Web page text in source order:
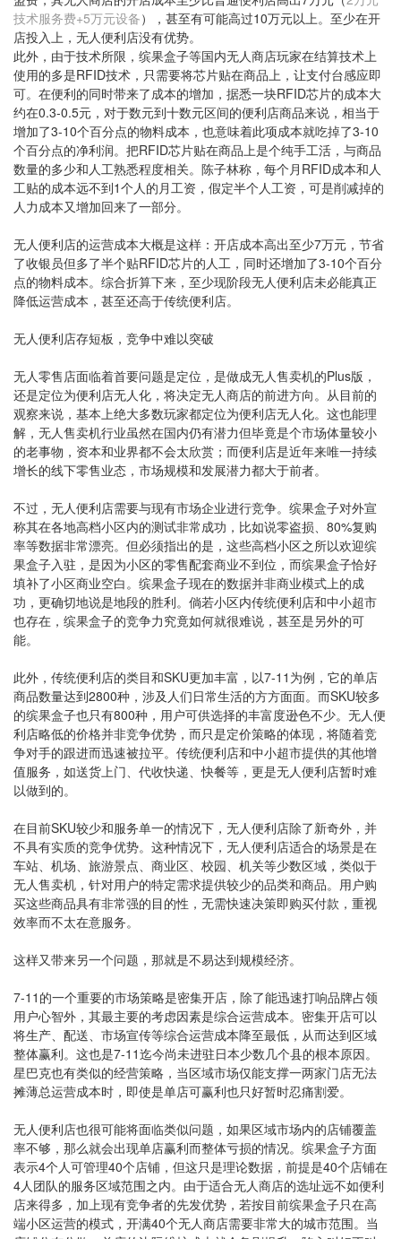
技术服务费+5万元设备），甚至有可能高过10万元以上。至少在开
店投入上，无人便利店没有优势。
此外，由于技术所限，缤果盒子等国内无人商店玩家在结算技术上
使用的多是RFID技术，只需要将芯片贴在商品上，让支付台感应即
可。在便利的同时带来了成本的增加，据悉一块RFID芯片的成本大
约在0.3-0.5元，对于数元到十数元区间的便利店商品来说，相当于
增加了3-10个百分点的物料成本，也意味着此项成本就吃掉了3-10
个百分点的净利润。把RFID芯片贴在商品上是个纯手工活，与商品
数量的多少和人工熟悉程度相关。陈子林称，每个月RFID成本和人
工贴的成本远不到1个人的月工资，假定半个人工资，可是削减掉的
人力成本又增加回来了一部分。
无人便利店的运营成本大概是这样：开店成本高出至少7万元，节省
了收银员但多了半个贴RFID芯片的人工，同时还增加了3-10个百分
点的物料成本。综合折算下来，至少现阶段无人便利店未必能真正
降低运营成本，甚至还高于传统便利店。
无人便利店存短板，竞争中难以突破
无人零售店面临着首要问题是定位，是做成无人售卖机的Plus版，
还是定位为便利店无人化，将决定无人商店的前进方向。从目前的
观察来说，基本上绝大多数玩家都定位为便利店无人化。这也能理
解，无人售卖机行业虽然在国内仍有潜力但毕竟是个市场体量较小
的老事物，资本和业界都不会太欣赏；而便利店是近年来唯一持续
增长的线下零售业态，市场规模和发展潜力都大于前者。
不过，无人便利店需要与现有市场企业进行竞争。缤果盒子对外宣
称其在各地高档小区内的测试非常成功，比如说零盗损、80%复购
率等数据非常漂亮。但必须指出的是，这些高档小区之所以欢迎缤
果盒子入驻，是因为小区的零售配套商业不到位，而缤果盒子恰好
填补了小区商业空白。缤果盒子现在的数据并非商业模式上的成
功，更确切地说是地段的胜利。倘若小区内传统便利店和中小超市
也存在，缤果盒子的竞争力究竟如何就很难说，甚至是另外的可
能。
此外，传统便利店的类目和SKU更加丰富，以7-11为例，它的单店
商品数量达到2800种，涉及人们日常生活的方方面面。而SKU较多
的缤果盒子也只有800种，用户可供选择的丰富度逊色不少。无人便
利店略低的价格并非竞争优势，而只是定价策略的体现，将随着竞
争对手的跟进而迅速被拉平。传统便利店和中小超市提供的其他增
值服务，如送货上门、代收快递、快餐等，更是无人便利店暂时难
以做到的。
在目前SKU较少和服务单一的情况下，无人便利店除了新奇外，并
不具有实质的竞争优势。这种情况下，无人便利店适合的场景是在
车站、机场、旅游景点、商业区、校园、机关等少数区域，类似于
无人售卖机，针对用户的特定需求提供较少的品类和商品。用户购
买这些商品具有非常强的目的性，无需快速决策即购买付款，重视
效率而不太在意服务。
这样又带来另一个问题，那就是不易达到规模经济。
7-11的一个重要的市场策略是密集开店，除了能迅速打响品牌占领
用户心智外，其最主要的考虑因素是综合运营成本。密集开店可以
将生产、配送、市场宣传等综合运营成本降至最低，从而达到区域
整体赢利。这也是7-11迄今尚未进驻日本少数几个县的根本原因。
星巴克也有类似的经营策略，当区域市场仅能支撑一两家门店无法
摊薄总运营成本时，即使是单店可赢利也只好暂时忍痛割爱。
无人便利店也很可能将面临类似问题，如果区域市场内的店铺覆盖
率不够，那么就会出现单店赢利而整体亏损的情况。缤果盒子方面
表示4个人可管理40个店铺，但这只是理论数据，前提是40个店铺在
4人团队的服务区域范围之内。由于适合无人商店的选址远不如便利
店来得多，加上现有竞争者的先发优势，若按目前缤果盒子只在高
端小区运营的模式，开满40个无人商店需要非常大的城市范围。当